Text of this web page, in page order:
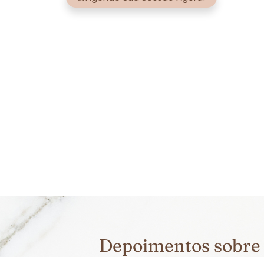
Depoimentos